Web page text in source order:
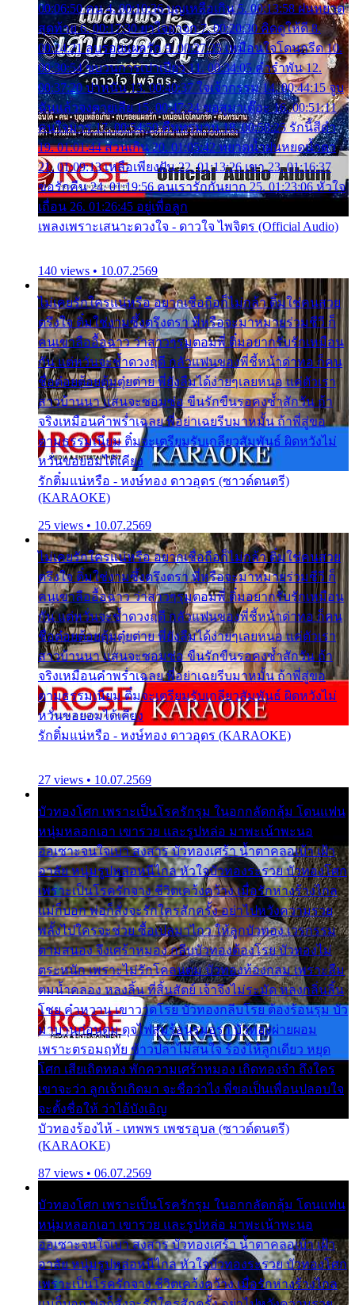
00:06:50 คน 4. 00:10:36 บุญเหลือเกิน 5. 00:13:58 ฝนหยาด
สุดท้าย 6. 00:17:30 ยาใจยาจก 7. 00:20:30 คิดดูให้ดี 8.
00:24:21 ลบรอยแผลรัก 9. 00:27:35 เหมือนใจโดนกรีด 10.
00:30:54 ขบวนการเปาเปียว 11. 00:34:05 คำรำพัน 12.
00:37:20 ปาหนัน 13. 00:40:37 ใจเจ้ากรรม 14. 00:44:15 จูบ
ฉันแล้วจงตายเสีย 15. 00:47:24 ขอสูมาเต๊อะ 16. 00:51:11
คนใจมาร 17. 00:54:50 คืนทรมาน 18. 00:58:25 รักนี้สีดำ
19. 01:01:44 ส่วนเกิน 20. 01:05:42 หยาดน้ำฝนหยดน้ำตา
21. 01:09:13 เหลือเพียงฝัน 22. 01:13:26 เขา 23. 01:16:37
ขอรักคืน 24. 01:19:56 คนเรารักกันยาก 25. 01:23:06 หัวใจ
เถื่อน 26. 01:26:45 อยู่เพื่อลูก
เพลงเพราะเสนาะดวงใจ - ดาวใจ ไพจิตร (Official Audio)
140 views • 10.07.2569
ไม่เคยรักใครแน่หรือ อยากเชื่อถือก็ไม่กล้า ติ๋มใช่คนสวย
ตรึงใจ ติ๋มใช่งามซึ้งตรึงตรา พี่หรือจะมาหมายร่วมชีวี ก็
คนเขาลืออื้อฉาว ว่าสาวๆรุมตอมพี่ ติ๋มอยากรับรักเหมือน
กัน แต่หวั่นจะช้ำดวงฤดี กลัวแฟนของพี่ชี้หน้าด่าทอ ก็คน
ชื่อต๋อยต้อยตุ้มตุ๋ยต่าย พี่ยังลืมได้ง่ายๆเลยหนอ แค่ตัวเรา
สาวบ้านนา แสนจะซอมซ่อ ขืนรักขืนรอคงช้ำสักวัน ถ้า
จริงเหมือนคำพร่ำเฉลย พี่อย่าเฉยรีบมาหมั้น ถ้าพี่สู่ขอ
ตามธรรมเนียม ติ๋มจะเตรียมรับเกลียวสัมพันธ์ ผิดหวังไม่
หวั่นขอยอมได้เคียง
รักติ๋มแน่หรือ - หงษ์ทอง ดาวอุดร (ซาวด์ดนตรี)
(KARAOKE)
25 views • 10.07.2569
ไม่เคยรักใครแน่หรือ อยากเชื่อถือก็ไม่กล้า ติ๋มใช่คนสวย
ตรึงใจ ติ๋มใช่งามซึ้งตรึงตรา พี่หรือจะมาหมายร่วมชีวี ก็
คนเขาลืออื้อฉาว ว่าสาวๆรุมตอมพี่ ติ๋มอยากรับรักเหมือน
กัน แต่หวั่นจะช้ำดวงฤดี กลัวแฟนของพี่ชี้หน้าด่าทอ ก็คน
ชื่อต๋อยต้อยตุ้มตุ๋ยต่าย พี่ยังลืมได้ง่ายๆเลยหนอ แค่ตัวเรา
สาวบ้านนา แสนจะซอมซ่อ ขืนรักขืนรอคงช้ำสักวัน ถ้า
จริงเหมือนคำพร่ำเฉลย พี่อย่าเฉยรีบมาหมั้น ถ้าพี่สู่ขอ
ตามธรรมเนียม ติ๋มจะเตรียมรับเกลียวสัมพันธ์ ผิดหวังไม่
หวั่นขอยอมได้เคียง
รักติ๋มแน่หรือ - หงษ์ทอง ดาวอุดร (KARAOKE)
27 views • 10.07.2569
บัวทองโศก เพราะเป็นโรครักรุม ในอกกลัดกลุ้ม โดนแฟน
หนุ่มหลอกเอา เขารวย และรูปหล่อ มาพะเน้าพะนอ
ออเซาะจนใจเบา สงสาร บัวทองเศร้า น้ำตาคลอเบ้า เฝ้า
อาลัย หนุ่มรูปหล่อหนีไกล หัวใจบัวทองระรวย บัวทองโศก
เพราะเป็นโรครักจาง ชีวิตเคว้งคว้าง เมื่อรักห่างร้างไกล
แม่ก็บอก พ่อก็สั่งจะรักใครสักครั้ง อย่าไปหวังความรวย
พลั้งไปใครจะช่วย ซื้อเปลมาไกว ให้ลูกบัวทอง เวรกรรม
ตามสนอง จึงเศร้าหมอง กลีบบัวทองต้องโรย บัวทองไม่
ตระหนัก เพราะไม่รักโคลนตม บัวทองท้องกลม เพราะลืม
ตมน้ำคลอง หลงลิ้น ที่สิ้นสัตย์ เจ้าจึงไม่ระมัด หลงกลิ่นลิ้น
โชย คำหวาน เขาวาดโรย บัวทองกลีบโรย ต้องร้อนรุม บัว
มาบานก่อนตูม ดุจไฟสุมร้อนรุมอุรา บัวทองผ่ายผอม
เพราะตรอมฤทัย ข้าวปลาไม่สนใจ ร้องไห้ลูกเดียว หยุด
โศก เสียเถิดทอง พักความเศร้าหมอง เถิดทองจ๋า ถึงใคร
เขาจะว่า ลูกเจ้าเกิดมา จะชื่อว่าไง พี่ขอเป็นเพื่อนปลอบใจ
จะตั้งชื่อให้ ว่าไอ้บังเอิญ
บัวทองร้องไห้ - เทพพร เพชรอุบล (ซาวด์ดนตรี)
(KARAOKE)
87 views • 06.07.2569
บัวทองโศก เพราะเป็นโรครักรุม ในอกกลัดกลุ้ม โดนแฟน
หนุ่มหลอกเอา เขารวย และรูปหล่อ มาพะเน้าพะนอ
ออเซาะจนใจเบา สงสาร บัวทองเศร้า น้ำตาคลอเบ้า เฝ้า
อาลัย หนุ่มรูปหล่อหนีไกล หัวใจบัวทองระรวย บัวทองโศก
เพราะเป็นโรครักจาง ชีวิตเคว้งคว้าง เมื่อรักห่างร้างไกล